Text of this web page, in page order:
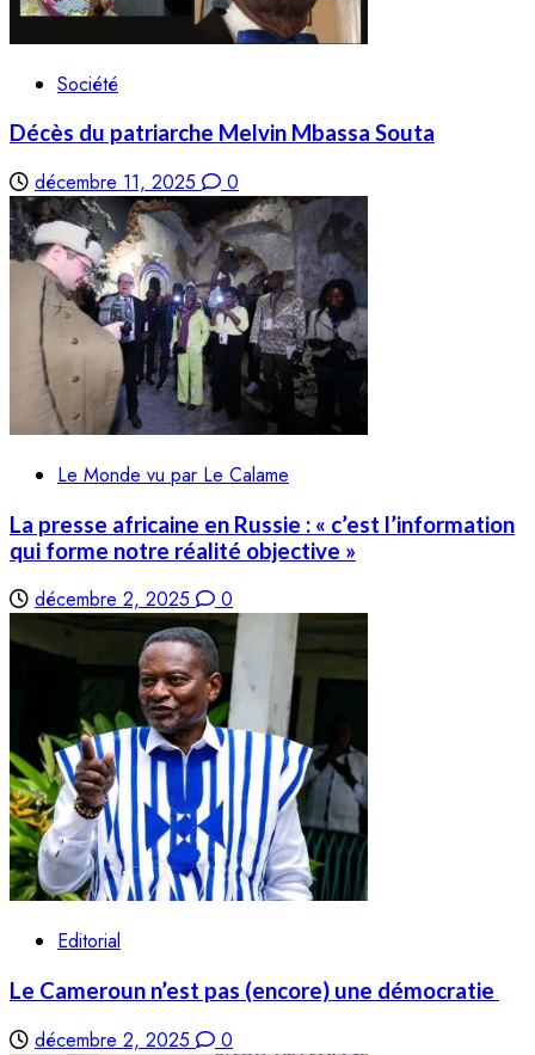
Société
Décès du patriarche Melvin Mbassa Souta
décembre 11, 2025 0
Le Monde vu par Le Calame
La presse africaine en Russie : « c’est l’information
qui forme notre réalité objective »
décembre 2, 2025 0
Editorial
Le Cameroun n’est pas (encore) une démocratie
décembre 2, 2025 0